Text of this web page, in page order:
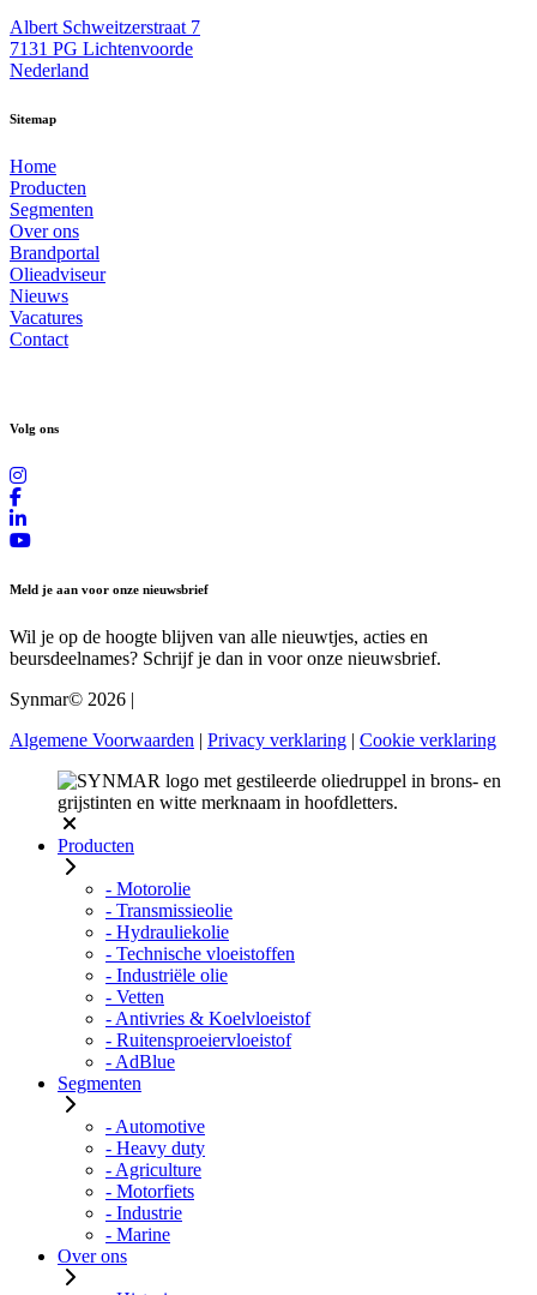
Albert Schweitzerstraat 7
7131 PG Lichtenvoorde
Nederland
Sitemap
Home
Producten
Segmenten
Over ons
Brandportal
Olieadviseur
Nieuws
Vacatures
Contact
Volg ons
Meld je aan voor onze nieuwsbrief
Wil je op de hoogte blijven van alle nieuwtjes, acties en
beursdeelnames? Schrijf je dan in voor onze nieuwsbrief.
Synmar© 2026 |
Algemene Voorwaarden | Privacy verklaring | Cookie verklaring
Producten
- Motorolie
- Transmissieolie
- Hydrauliekolie
- Technische vloeistoffen
- Industriële olie
- Vetten
- Antivries & Koelvloeistof
- Ruitensproeiervloeistof
- AdBlue
Segmenten
- Automotive
- Heavy duty
- Agriculture
- Motorfiets
- Industrie
- Marine
Over ons